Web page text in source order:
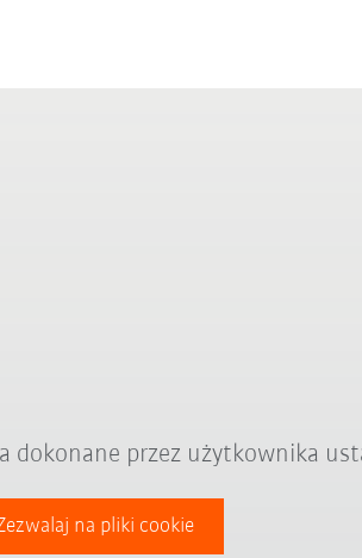
dokonane przez użytkownika
na pliki cookie